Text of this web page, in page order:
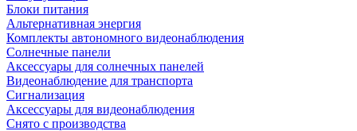
Блоки питания
Альтернативная энергия
Комплекты автономного видеонаблюдения
Солнечные панели
Аксессуары для солнечных панелей
Видеонаблюдение для транспорта
Сигнализация
Аксессуары для видеонаблюдения
Снято с производства